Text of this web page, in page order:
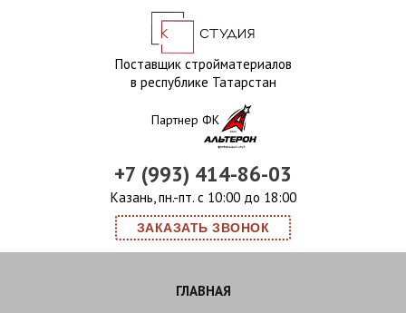
Поставщик стройматериалов
в республике Татарстан
+7 (993) 414-86-03
Казань, пн.-пт. с 10:00 до 18:00
ЗАКАЗАТЬ ЗВОНОК
Партнер ФК
ГЛАВНАЯ